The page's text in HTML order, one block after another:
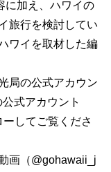
加え、ハワイの
旅行を検討してい
ワイを取材した編
局の公式アカウン
式アカウント
ーしてご覧くださ
画（@gohawaii_j